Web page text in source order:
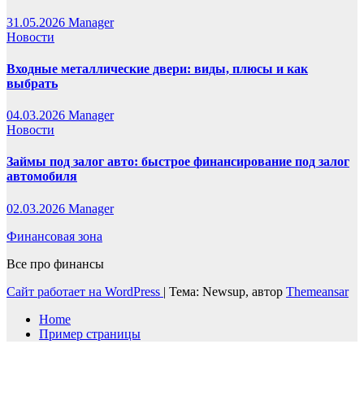
31.05.2026 Manager
Новости
Входные металлические двери: виды, плюсы и как
выбрать
04.03.2026 Manager
Новости
Займы под залог авто: быстрое финансирование под залог
автомобиля
02.03.2026 Manager
Финансовая зона
Все про финансы
Сайт работает на WordPress | Тема: Newsup, автор Themeansar
Home
Пример страницы